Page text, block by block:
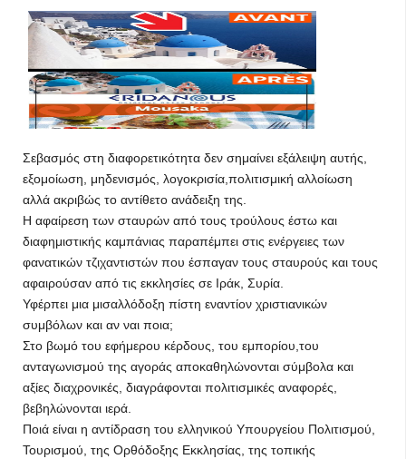
Σεβασμός στη διαφορετικότητα δεν σημαίνει εξάλειψη αυτής,
εξομοίωση, μηδενισμός, λογοκρισία,πολιτισμική αλλοίωση
αλλά ακριβώς το αντίθετο ανάδειξη της.
Η αφαίρεση των σταυρών από τους τρούλους έστω και
διαφημιστικής καμπάνιας παραπέμπει στις ενέργειες των
φανατικών τζιχαντιστών που έσπαγαν τους σταυρούς και τους
αφαιρούσαν από τις εκκλησίες σε Ιράκ, Συρία.
Υφέρπει μια μισαλλόδοξη πίστη εναντίον χριστιανικών
συμβόλων και αν ναι ποια;
Στο βωμό του εφήμερου κέρδους, του εμπορίου,του
ανταγωνισμού της αγοράς αποκαθηλώνονται σύμβολα και
αξίες διαχρονικές, διαγράφονται πολιτισμικές αναφορές,
βεβηλώνονται ιερά.
Ποιά είναι η αντίδραση του ελληνικού Υπουργείου Πολιτισμού,
Τουρισμού, της Ορθόδοξης Εκκλησίας, της τοπικής